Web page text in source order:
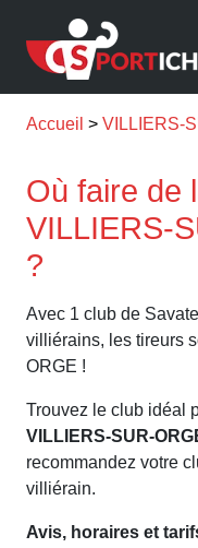
Accueil VILLIERS-
Où faire de
VILLIERS-
?
Avec 1 club de
villiérains, les tireurs
ORGE !
Trouvez le club idéal
VILLIERS-SUR-
recommandez votre
villiérain.
Avis, horaires et